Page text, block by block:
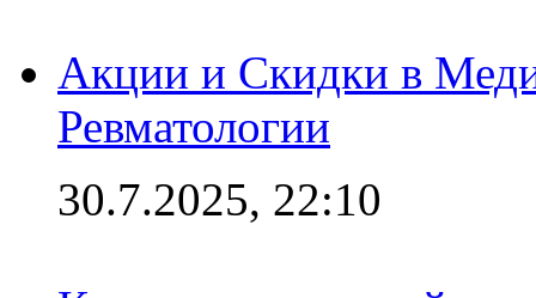
Акции и Скидки в
Ревматологии
30.7.2025, 22:10